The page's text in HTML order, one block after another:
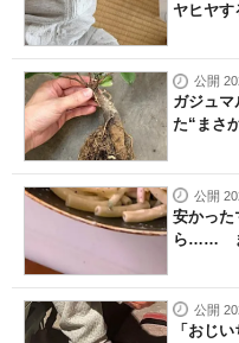
ヤヒヤ
公開
ガジュ
た“まさ
公開
安かっ
ら…… ま
公開
「おじ